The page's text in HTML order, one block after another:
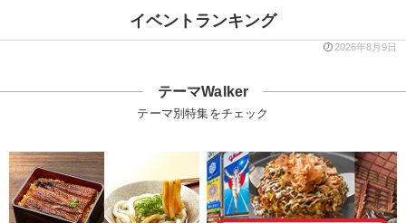
イベントランキング
2026年8月9日
テーマWalker
テーマ別特集をチェック